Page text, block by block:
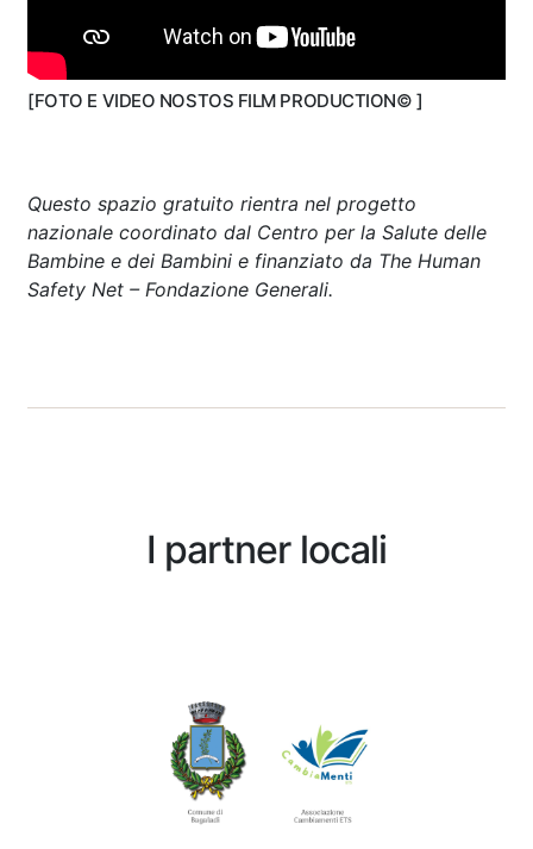
[FOTO E VIDEO NOSTOS FILM PRODUCTION© ]
Questo spazio gratuito rientra nel progetto
nazionale coordinato dal Centro per la Salute delle
Bambine e dei Bambini e finanziato da The Human
Safety Net – Fondazione Generali.
I partner locali